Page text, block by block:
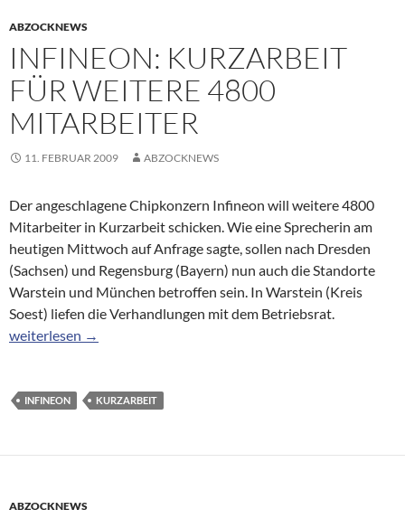
ABZOCKNEWS
INFINEON: KURZARBEIT
FÜR WEITERE 4800
MITARBEITER
11. FEBRUAR 2009 ABZOCKNEWS
Der angeschlagene Chipkonzern Infineon will weitere 4800
Mitarbeiter in Kurzarbeit schicken. Wie eine Sprecherin am
heutigen Mittwoch auf Anfrage sagte, sollen nach Dresden
(Sachsen) und Regensburg (Bayern) nun auch die Standorte
Warstein und München betroffen sein. In Warstein (Kreis
Soest) liefen die Verhandlungen mit dem Betriebsrat.
Infineon: Kurzarbeit für weitere 4800 Mitarbeiter
weiterlesen →
INFINEON KURZARBEIT
ABZOCKNEWS